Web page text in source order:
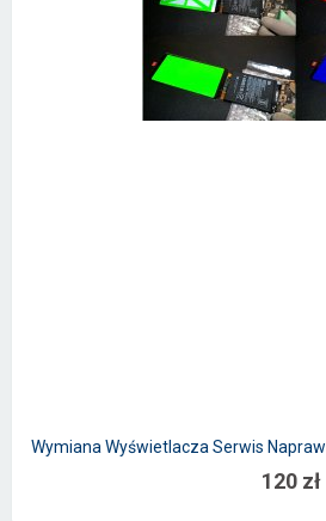
Wymiana Wyświetlacza Serwis
120 zł